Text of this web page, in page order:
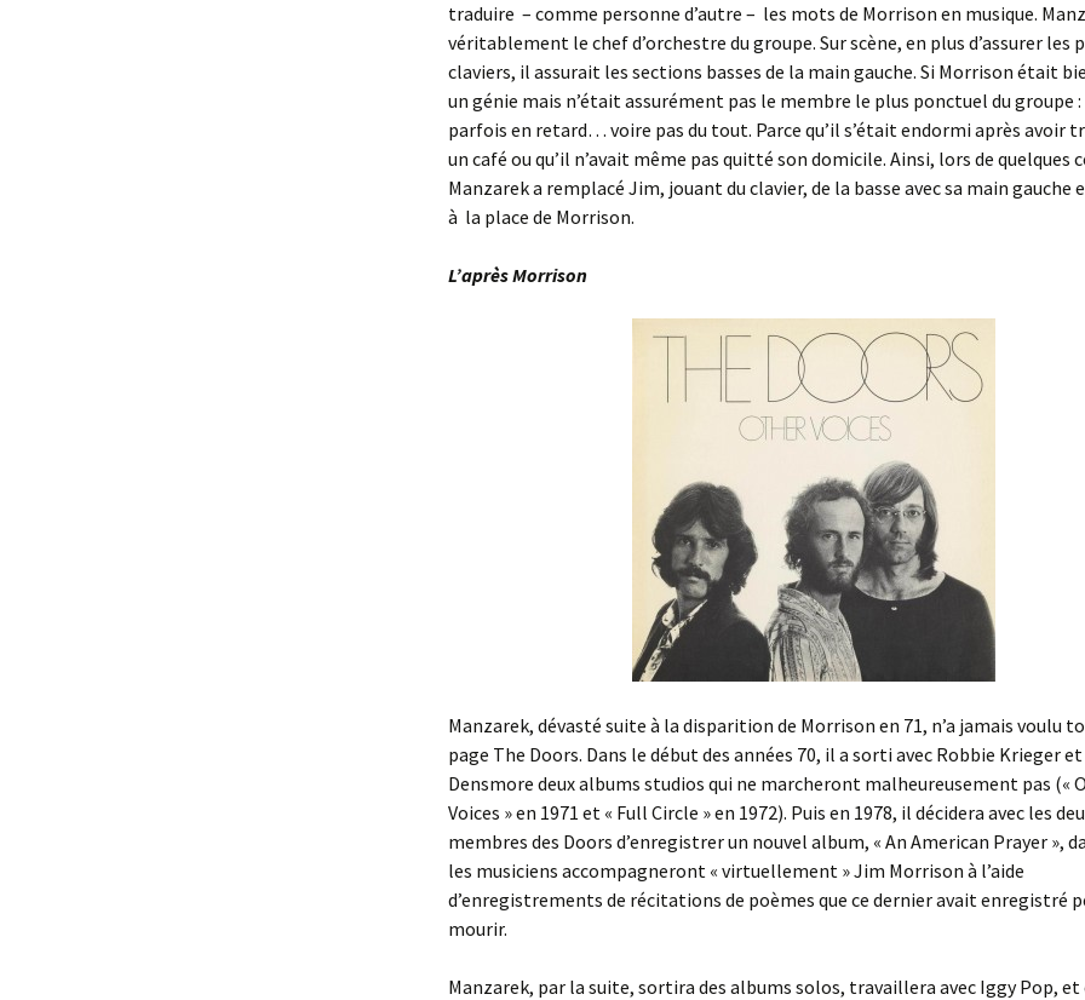
traduire – comme personne d’autre – les mots de Morrison en musique.
véritablement le chef d’orchestre du groupe. Sur scène, en plus d’assurer les
claviers, il assurait les sections basses de la main gauche. Si Morrison était
un génie mais n’était assurément pas le membre le plus ponctuel du groupe
parfois en retard… voire pas du tout. Parce qu’il s’était endormi après avoir
un café ou qu’il n’avait même pas quitté son domicile. Ainsi, lors de quelques
Manzarek a remplacé Jim, jouant du clavier, de la basse avec sa main
à la place de Morrison.
L’après Morrison
Manzarek, dévasté suite à la disparition de Morrison en 71, n’a jamais voulu
page The Doors. Dans le début des années 70, il a sorti avec Robbie Krieger
Densmore deux albums studios qui ne marcheront malheureusement pas («
Voices » en 1971 et « Full Circle » en 1972). Puis en 1978, il décidera avec les
membres des Doors d’enregistrer un nouvel album, « An American Prayer »,
les musiciens accompagneront « virtuellement » Jim Morrison à l’aide
d’enregistrements de récitations de poèmes que ce dernier avait enregistré
mourir.
Manzarek, par la suite, sortira des albums solos, travaillera avec Iggy Pop,